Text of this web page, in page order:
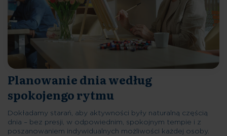
Planowanie dnia według
spokojengo rytmu
Dokładamy starań, aby aktywności były naturalną częścią
dnia – bez presji, w odpowiednim, spokojnym tempie i z
poszanowaniem indywidualnych możliwości każdej osoby.